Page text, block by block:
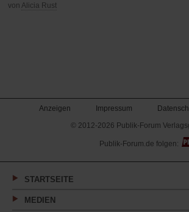
von Alicia Rust
Anzeigen Impressum
© 2012-2026 Publik-Forum
Publik-Forum.de folgen:
STARTSEITE
MEDIEN